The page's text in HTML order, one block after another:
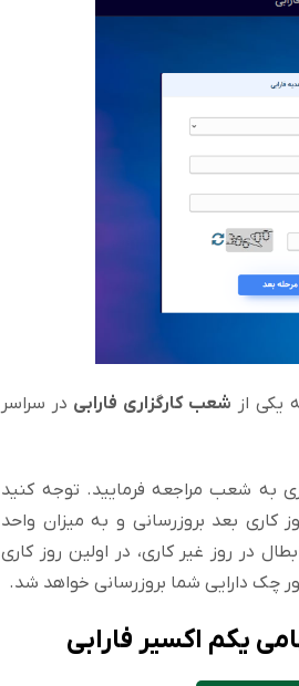
یکی از شعب کارگزاری فارابی در سراسر
شعب مراجعه فرمایید. توجه کنید
کاری بعد بروزرسانی و به میزان واحد
در روز غیر کاری، در اولین روز کاری
چک دارایی شما بروزرسانی خواهد شد.
یکم اکسیر فارابی